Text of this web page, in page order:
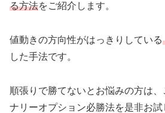
る方法をご紹介します。
値動きの方向性がはっきりしている
した手法です。
順張りで勝てないとお悩みの方は
ナリーオプション必勝法を是非お試